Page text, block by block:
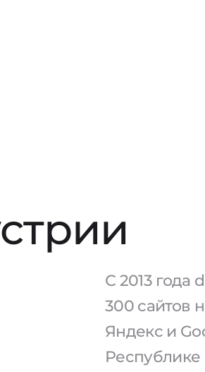
С 2013 года
300 сайтов
Яндекс и
Республике